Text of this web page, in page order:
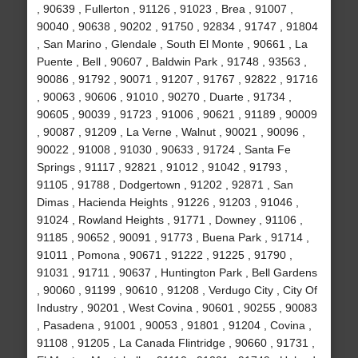
, 90639 , Fullerton , 91126 , 91023 , Brea , 91007 ,
90040 , 90638 , 90202 , 91750 , 92834 , 91747 , 91804
, San Marino , Glendale , South El Monte , 90661 , La
Puente , Bell , 90607 , Baldwin Park , 91748 , 93563 ,
90086 , 91792 , 90071 , 91207 , 91767 , 92822 , 91716
, 90063 , 90606 , 91010 , 90270 , Duarte , 91734 ,
90605 , 90039 , 91723 , 91006 , 90621 , 91189 , 90009
, 90087 , 91209 , La Verne , Walnut , 90021 , 90096 ,
90022 , 91008 , 91030 , 90633 , 91724 , Santa Fe
Springs , 91117 , 92821 , 91012 , 91042 , 91793 ,
91105 , 91788 , Dodgertown , 91202 , 92871 , San
Dimas , Hacienda Heights , 91226 , 91203 , 91046 ,
91024 , Rowland Heights , 91771 , Downey , 91106 ,
91185 , 90652 , 90091 , 91773 , Buena Park , 91714 ,
91011 , Pomona , 90671 , 91222 , 91225 , 91790 ,
91031 , 91711 , 90637 , Huntington Park , Bell Gardens
, 90060 , 91199 , 90610 , 91208 , Verdugo City , City Of
Industry , 90201 , West Covina , 90601 , 90255 , 90083
, Pasadena , 91001 , 90053 , 91801 , 91204 , Covina ,
91108 , 91205 , La Canada Flintridge , 90660 , 91731 ,